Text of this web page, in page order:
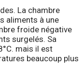
La chambre
aliments à une
froide négative
surgelés. Sa
mais il est
beaucoup plus